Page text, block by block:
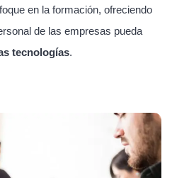
en la formación, ofreciendo
de las empresas pueda
tecnologías.